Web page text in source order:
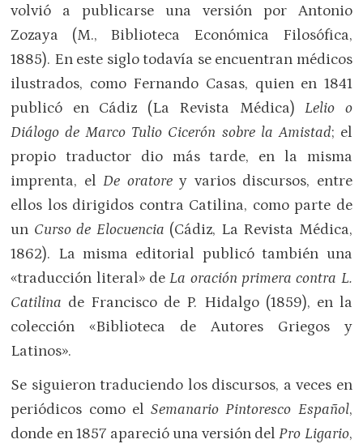
volvió a publicarse una versión por Antonio
Zozaya (M., Biblioteca Económica Filosófica,
1885). En este siglo todavía se encuentran médicos
ilustrados, como Fernando Casas, quien en 1841
publicó en Cádiz (La Revista Médica)Lelio o
Diálogo de Marco Tulio Cicerón sobre la Amistad; el
propio traductor dio más tarde, en la misma
imprenta, elDe oratorey varios discursos, entre
ellos los dirigidos contra Catilina, como parte de
un Curso de Elocuencia (Cádiz, La Revista Médica,
1862). La misma editorial publicó también una
«traducción literal» deLa oración primera contra L.
Catilina de Francisco de P. Hidalgo (1859), en la
colección «Biblioteca de Autores Griegos y
Latinos».
Se siguieron traduciendo los discursos, a veces en
periódicos como elSemanario Pintoresco Español,
donde en 1857 apareció una versión delPro Ligario,